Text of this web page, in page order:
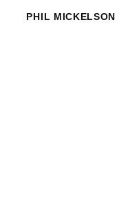
PHIL MICKELSON